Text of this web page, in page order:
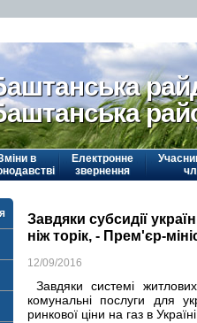
в
Електронне
звернення
Завдяки субсидії
ніж торік, - Прем'єр-
12/09/2016
Завдяки системі
комунальні послуги для
ринкової ціни на газ в